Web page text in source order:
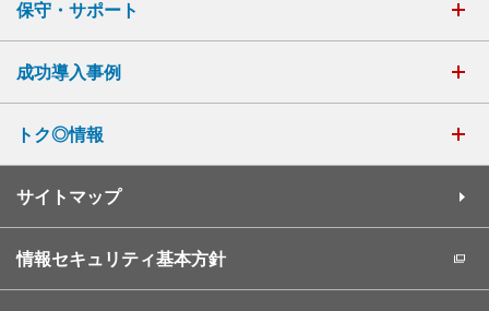
保守・サポート
成功導入事例
トク◎情報
サイトマップ
情報セキュリティ基本方針